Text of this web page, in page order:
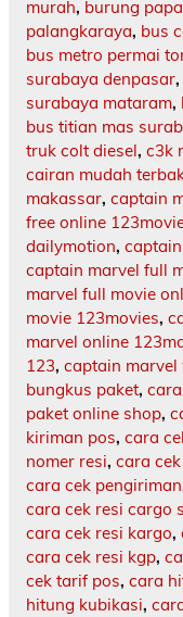
murah, burung
palangkaraya, bus
bus metro permai
surabaya denpasar,
surabaya mataram,
bus titian mas
truk colt diesel, c3k
cairan mudah
makassar, captain
free online
dailymotion,
captain marvel full
marvel full movie
movie 123movies,
marvel online
123, captain marvel
bungkus paket,
paket online shop,
kiriman pos, cara
nomer resi, cara
cara cek pengiriman
cara cek resi cargo
cara cek resi kargo,
cara cek resi kgp,
cek tarif pos, cara
hitung kubikasi,